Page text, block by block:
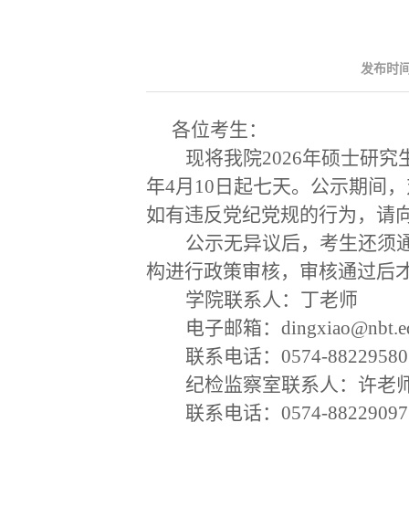
发布时
各位考生：
现将我院2026年硕士研究
年4月10日起七天。公示期间
如有违反党纪党规的行为，请
公示无异议后， 考生还须
构进行政策审核，审核通过后
学院联系人：丁老师
电子邮箱：
联系电话： 0574-88229580
纪检监察室联系人：许老
联系电话： 0574-88229097